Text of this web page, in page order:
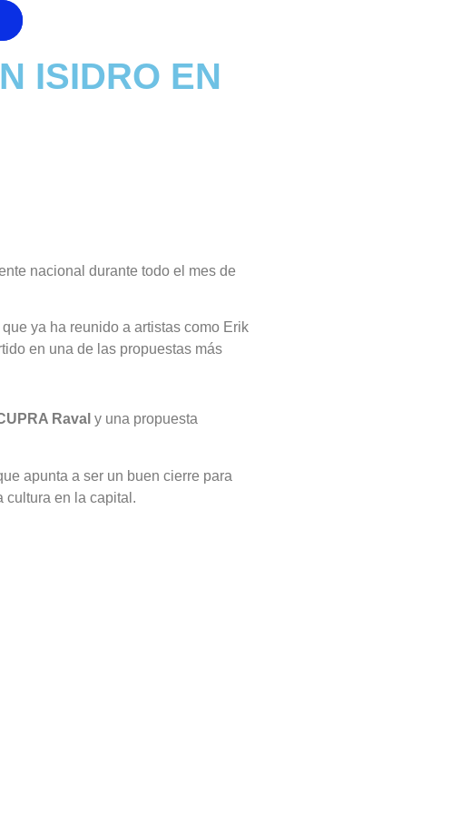
ISIDRO EN
nacional durante todo el mes de
ya ha reunido a artistas como Erik
en una de las propuestas más
Raval y una propuesta
apunta a ser un buen cierre para
cultura en la capital.